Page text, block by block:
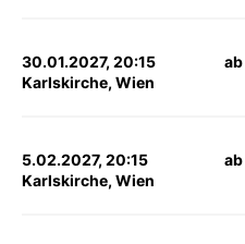
30.01.2027, 20:15
Karlskirche, Wien
5.02.2027, 20:15
Karlskirche, Wien